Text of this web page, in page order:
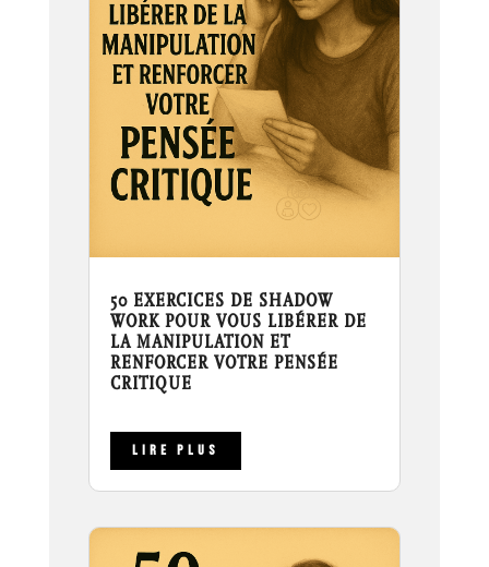
50 EXERCICES DE SHADOW
WORK POUR VOUS LIBÉRER DE
LA MANIPULATION ET
RENFORCER VOTRE PENSÉE
CRITIQUE
LIRE PLUS